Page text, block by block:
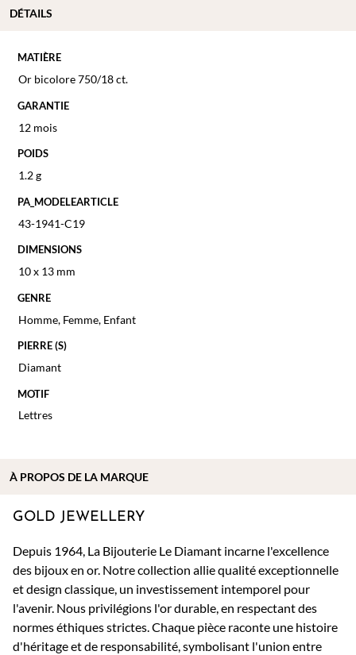
MATIÈRE
Or bicolore 750/18 ct.
GARANTIE
12 mois
POIDS
1.2 g
PA_MODELEARTICLE
43-1941-C19
DIMENSIONS
10 x 13 mm
GENRE
Homme, Femme, Enfant
PIERRE (S)
Diamant
MOTIF
Lettres
GOLD JEWELLERY
Depuis 1964, La Bijouterie Le Diamant incarne l'excellence
des bijoux en or. Notre collection allie qualité exceptionnelle
et design classique, un investissement intemporel pour
l'avenir. Nous privilégions l'or durable, en respectant des
normes éthiques strictes. Chaque pièce raconte une histoire
d'héritage et de responsabilité, symbolisant l'union entre
DÉTAILS
À PROPOS DE LA MARQUE